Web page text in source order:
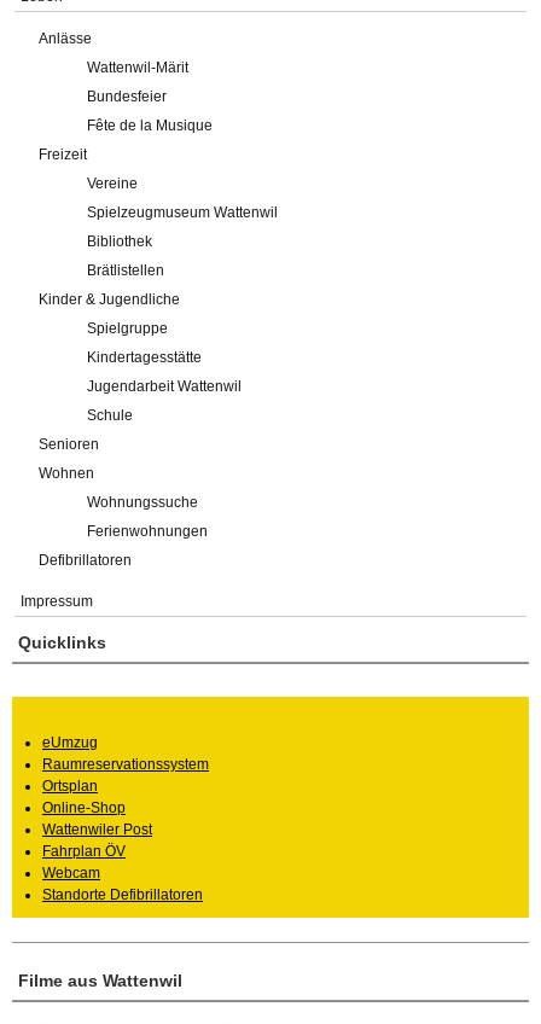
Anlässe
Wattenwil-Märit
Bundesfeier
Fête de la Musique
Freizeit
Vereine
Spielzeugmuseum Wattenwil
Bibliothek
Brätlistellen
Kinder & Jugendliche
Spielgruppe
Kindertagesstätte
Jugendarbeit Wattenwil
Schule
Senioren
Wohnen
Wohnungssuche
Ferienwohnungen
Defibrillatoren
Impressum
Filme aus Wattenwil
Quicklinks
eUmzug
Raumreservationssystem
Ortsplan
Online-Shop
Wattenwiler Post
Fahrplan ÖV
Webcam
Standorte Defibrillatoren